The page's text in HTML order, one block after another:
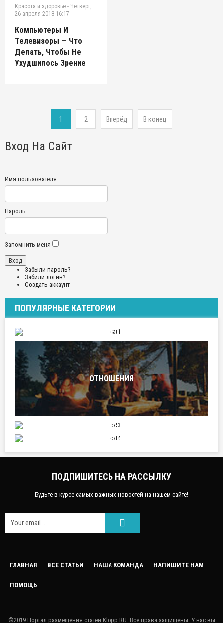
Красота и здоровье - Четверг,
26 апреля 2018 16:17
Компьютеры И
Телевизоры — Что
Делать, Чтобы Не
Ухудшилось Зрение
1 2 Вперёд В конец
Вход На Сайт
Имя пользователя
Пароль
Запомнить меня
Забыли пароль?
Забили логин?
Создать аккаунт
ПОПУЛЯРНЫЕ КАТЕГОРИИ
ПУТЕШЕСТВИЯ
ОТНОШЕНИЯ
СПОРТ
НАУКА И ТЕХНИКА
ПОДПИШИТЕСЬ НА РАССЫЛКУ
Будьте в курсе самых важных новостей на нашем сайте!
ГЛАВНАЯ ВСЕ СТАТЬИ НАША КОМАНДА НАПИШИТЕ НАМ
ПОМОЩЬ
©2019 Портал размещения статей Klopp.RU. Все права защищены. У нас вы